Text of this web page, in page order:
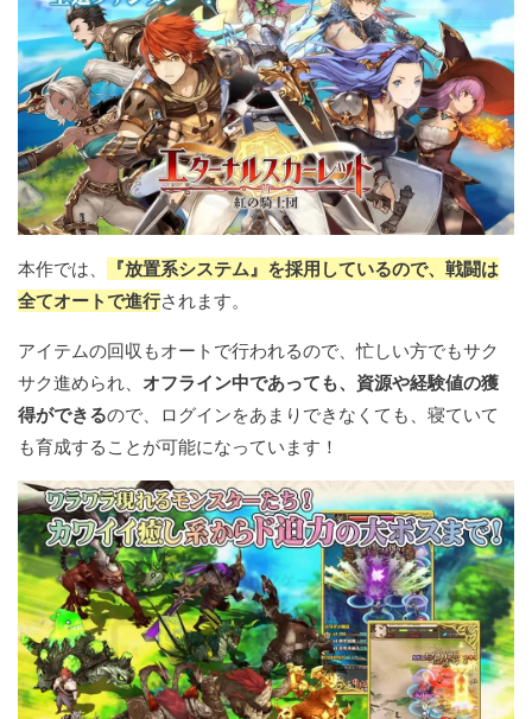
本作では、
『放置系システム』を採用しているので、戦闘は
全てオートで進行されます。
アイテムの回収もオートで行われるので、忙しい方でもサク
サク進められ、 オフライン中であっても、資源や経験値の獲
得ができるので、ログインをあまりできなくても、寝ていて
も育成することが可能になっています！